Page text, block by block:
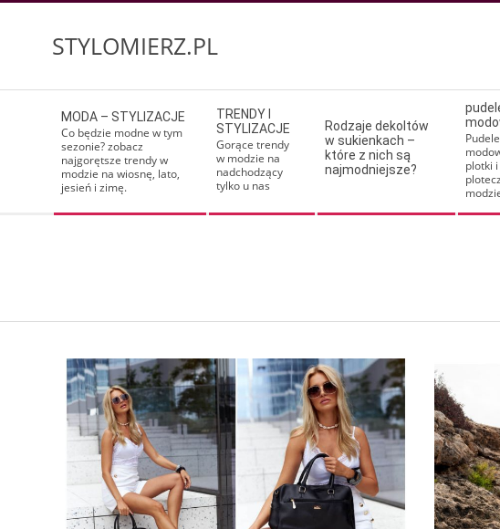
STYLOMIERZ.PL
Navigation
Menu
MODA – STYLIZACJE
Co będzie modne w tym
sezonie? zobacz
najgorętsze trendy w
modzie na wiosnę, lato,
jesień i zimę.
TRENDY I
STYLIZACJE
Gorące trendy
w modzie na
nadchodzący
tylko u nas
Rodzaje dekoltów
w sukienkach –
które z nich są
najmodniejsze?
plotki i